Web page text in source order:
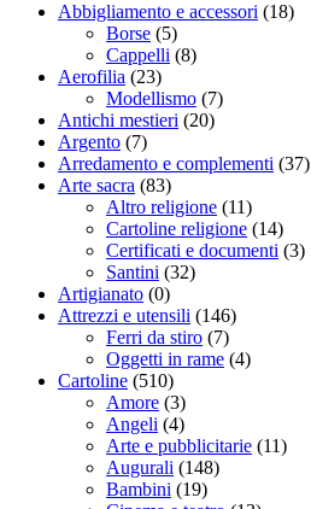
Abbigliamento e accessori (18)
Borse (5)
Cappelli (8)
Aerofilia (23)
Modellismo (7)
Antichi mestieri (20)
Argento (7)
Arredamento e complementi (37)
Arte sacra (83)
Altro religione (11)
Cartoline religione (14)
Certificati e documenti (3)
Santini (32)
Artigianato (0)
Attrezzi e utensili (146)
Ferri da stiro (7)
Oggetti in rame (4)
Cartoline (510)
Amore (3)
Angeli (4)
Arte e pubblicitarie (11)
Augurali (148)
Bambini (19)